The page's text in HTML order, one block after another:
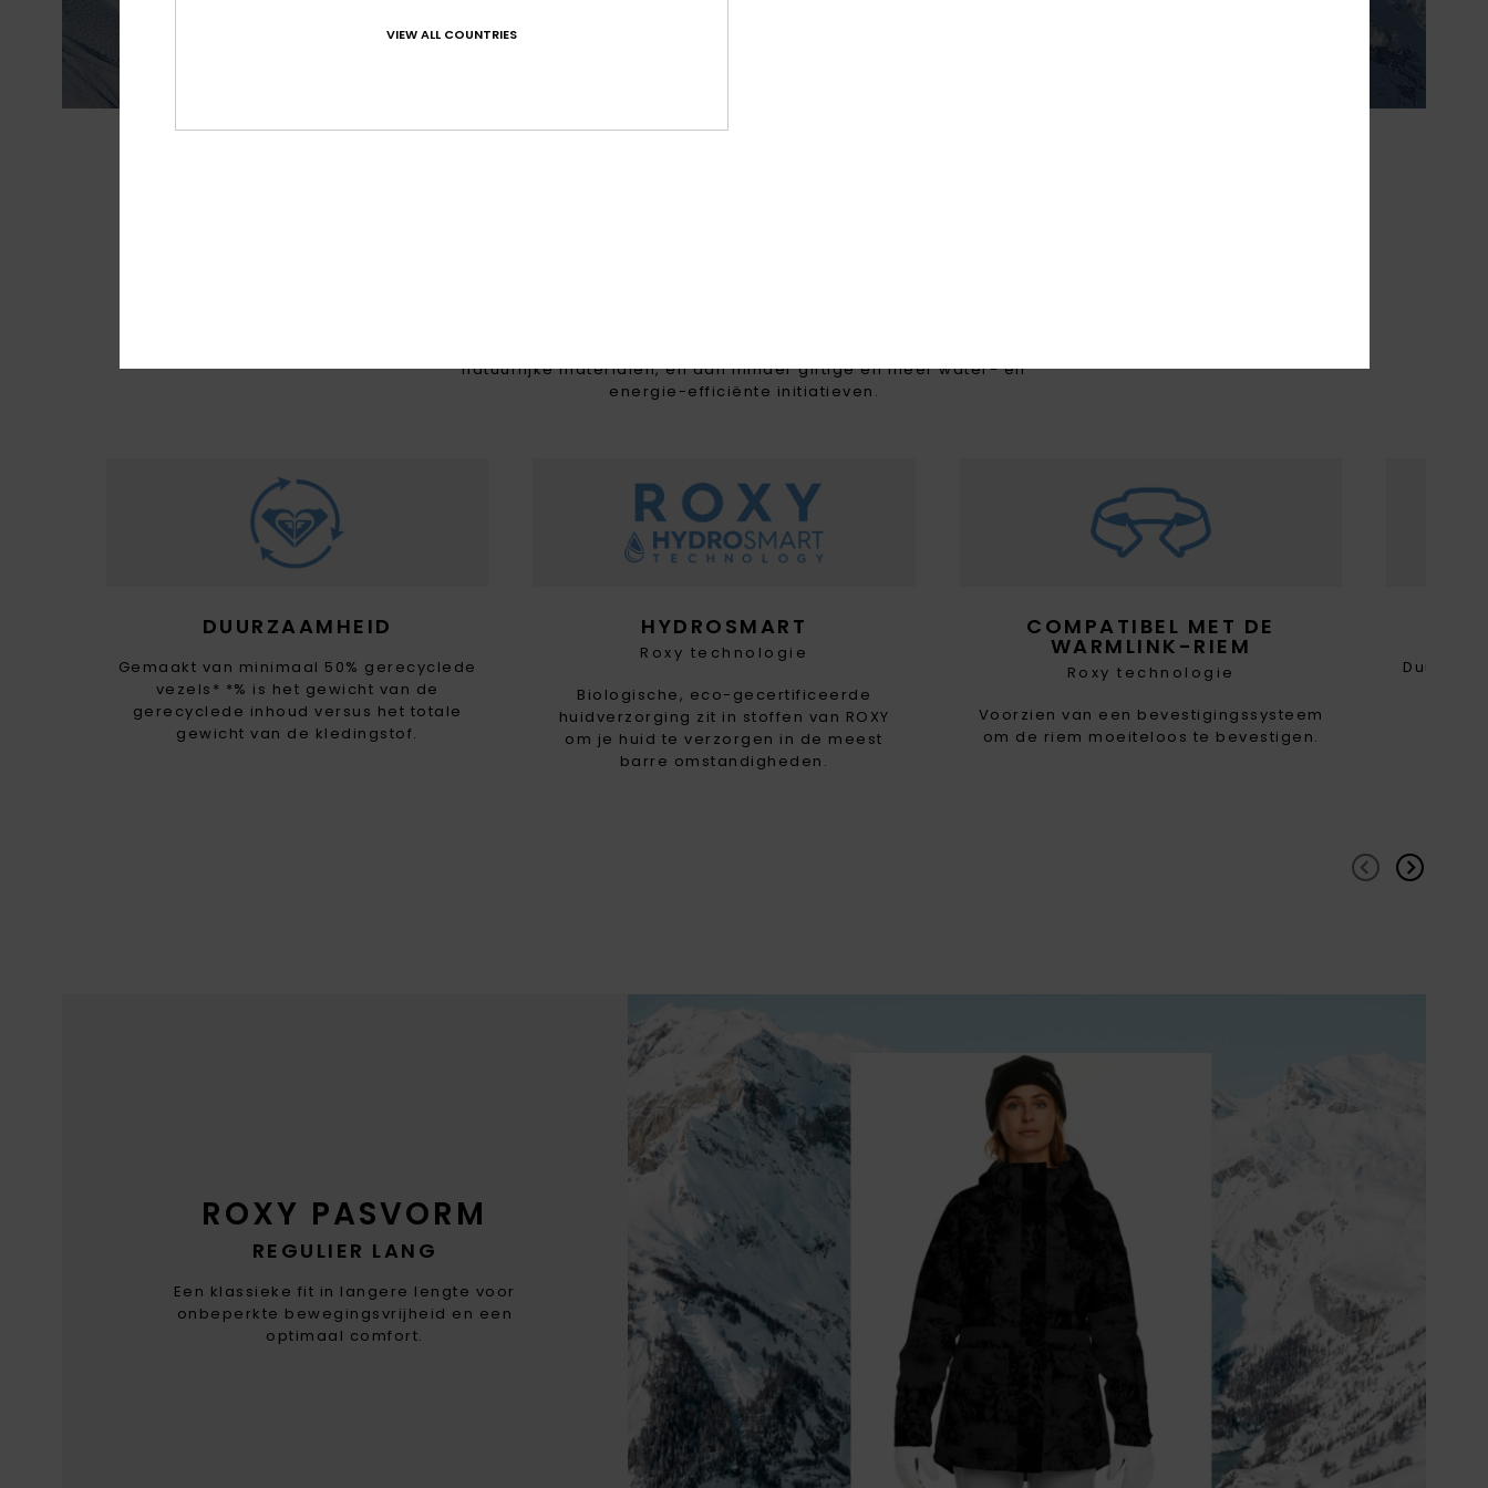
ROXY PASVORM
REGULIER LANG
Een klassieke fit in langere lengte voor
onbeperkte bewegingsvrijheid en een
optimaal comfort.
natuurlijke materialen, en aan minder giftige en meer water- en
energie-efficiënte initiatieven.
DUURZAAMHEID
Gemaakt van minimaal 50% gerecyclede
vezels* *% is het gewicht van de
gerecyclede inhoud versus het totale
gewicht van de kledingstof.
HYDROSMART
Roxy technologie
Biologische, eco-gecertificeerde
huidverzorging zit in stoffen van ROXY
om je huid te verzorgen in de meest
barre omstandigheden.
COMPATIBEL MET DE
WARMLINK-RIEM
Roxy technologie
Voorzien van een bevestigingssysteem
om de riem moeiteloos te bevestigen.
VIEW ALL COUNTRIES